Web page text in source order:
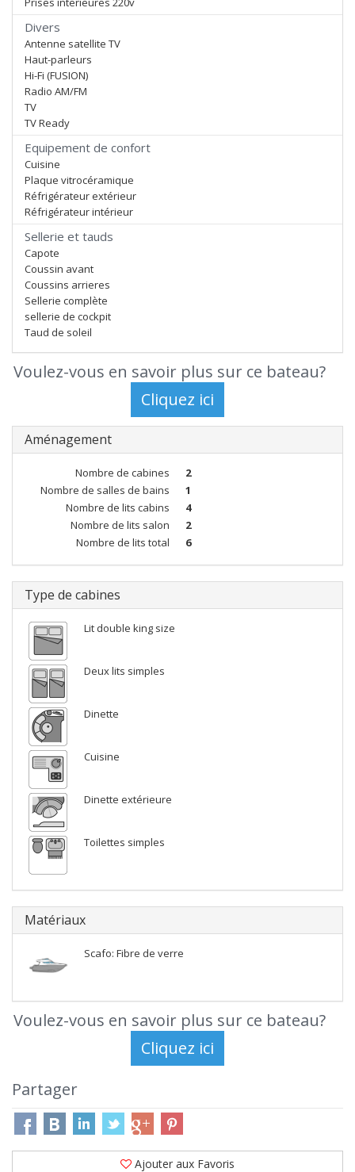
Divers
Antenne satellite TV
Haut-parleurs
Hi-Fi (FUSION)
Radio AM/FM
TV
TV Ready
Equipement de confort
Cuisine
Plaque vitrocéramique
Réfrigérateur extérieur
Réfrigérateur intérieur
Sellerie et tauds
Capote
Coussin avant
Coussins arrieres
Sellerie complète
sellerie de cockpit
Taud de soleil
Voulez-vous en savoir plus sur ce bateau?
Aménagement
Nombre de cabines
2
Nombre de salles de bains
1
Nombre de lits cabins
4
Nombre de lits salon
2
Nombre de lits total
6
Type de cabines
Lit double king size
Deux lits simples
Dinette
Cuisine
Dinette extérieure
Toilettes simples
Matériaux
Scafo: Fibre de verre
Voulez-vous en savoir plus sur ce bateau?
Partager
Ajouter aux Favoris